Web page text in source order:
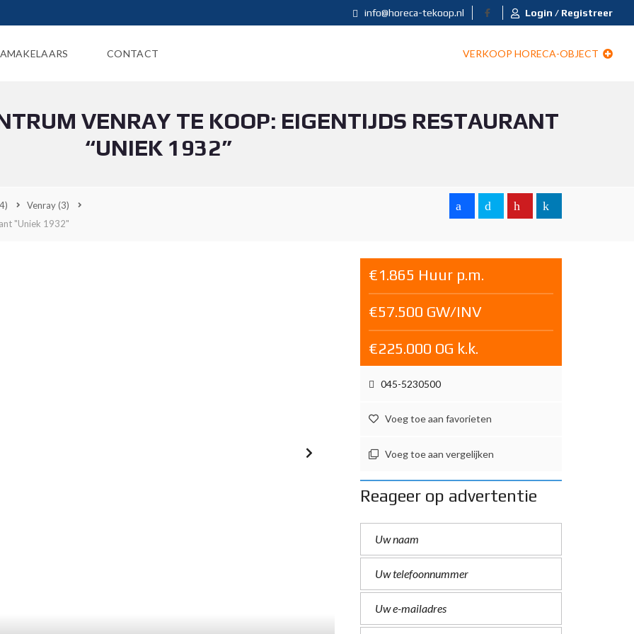
info@horeca-tekoop.nl Login / Registreer
CONTACT VERKOOP HORECA-OBJECT
VENRAY TE KOOP: EIGENTIJDS RESTAURANT
“UNIEK 1932”
Venray(3)
"Uniek 1932"
€1.865 Huur p.m.
€57.500 GW/INV
€225.000 OG k.k.
045-5230500
Voeg toe aan favorieten
Voeg toe aan vergelijken
Reageer op advertentie